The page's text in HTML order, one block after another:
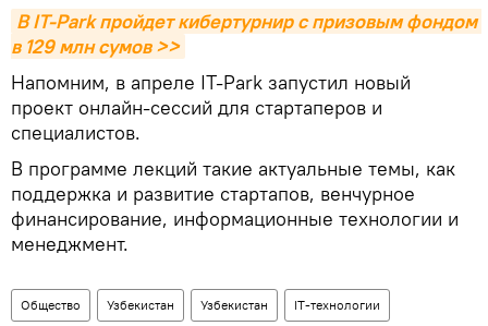
В IT-Park пройдет кибертурнир с призовым фондом
в 129 млн сумов >>
Напомним, в апреле IT-Park запустил новый
проект онлайн-сессий для стартаперов и
специалистов.
В программе лекций такие актуальные темы, как
поддержка и развитие стартапов, венчурное
финансирование, информационные технологии и
менеджмент.
Общество Узбекистан Узбекистан IT-технологии